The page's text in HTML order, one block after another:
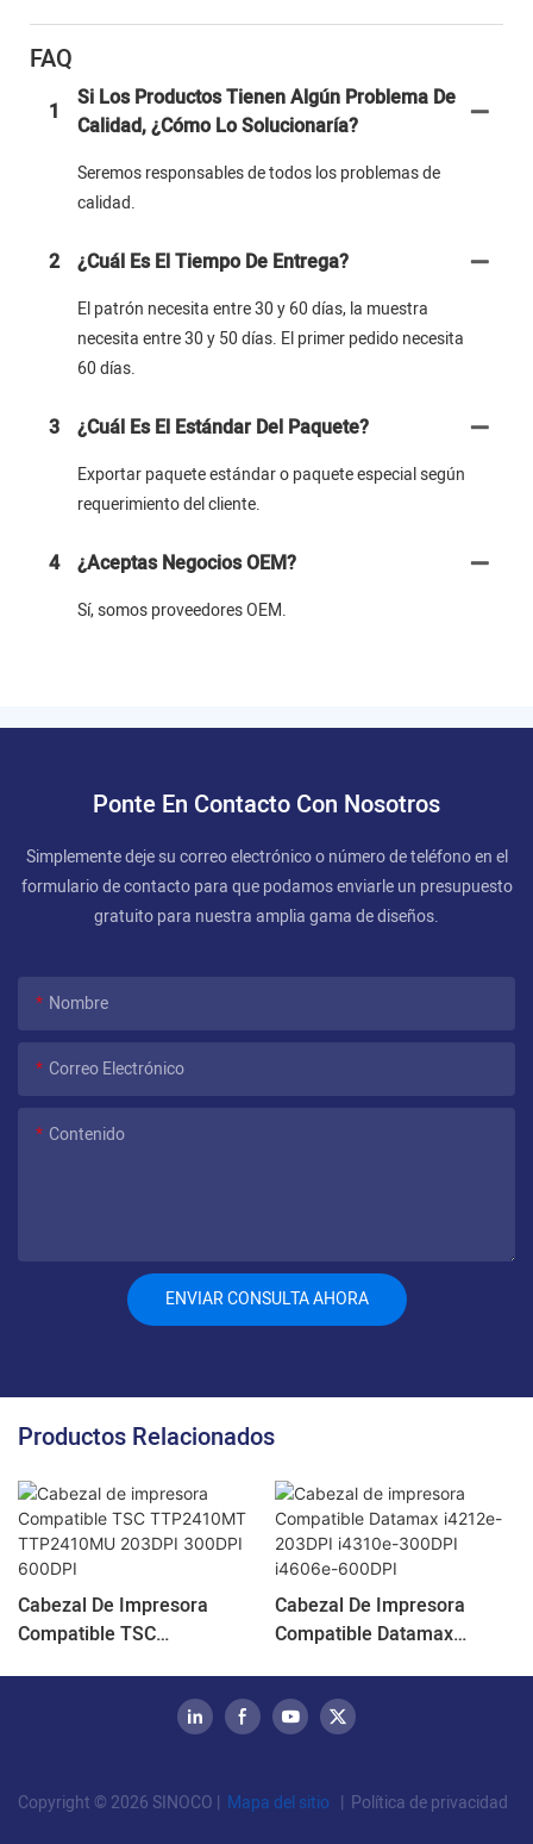
FAQ
1
Si Los Productos Tienen Algún Problema De
Calidad, ¿cómo Lo Solucionaría?
Seremos responsables de todos los problemas de
calidad.
2 ¿Cuál Es El Tiempo De Entrega?
El patrón necesita entre 30 y 60 días, la muestra
necesita entre 30 y 50 días. El primer pedido necesita
60 días.
3 ¿Cuál Es El Estándar Del Paquete?
Exportar paquete estándar o paquete especial según
requerimiento del cliente.
4 ¿Aceptas Negocios OEM?
Sí, somos proveedores OEM.
Ponte En Contacto Con Nosotros
Simplemente deje su correo electrónico o número de teléfono en el
formulario de contacto para que podamos enviarle un presupuesto
gratuito para nuestra amplia gama de diseños.
Nombre
Correo Electrónico
Contenido
ENVIAR CONSULTA AHORA
Productos Relacionados
Cabezal De Impresora
Compatible TSC
Cabezal De Impresora
Compatible Datamax
Copyright © 2026 SINOCO | Mapa del sitio | Política de privacidad